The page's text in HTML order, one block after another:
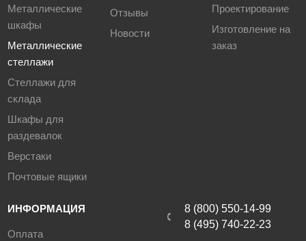
под заказ возможно изготовление нестандартных
размеров полок (как по длине, так и по глубине);
стандартное порошковое полимерное покрытие RAL -7035
(светло-серый), под заказ доступны другие цвета.
Габаритные размеры стоек ТСУ и масса:
1800 (1804) мм – 2,17 кг;
2200 (2200) мм – 2,65 кг;
2500 (2508) мм – 3,00 кг;
3500 (3476) мм – 4,20 кг;
4000 (4004) мм – 4,92 кг.
Металлические
шкафы
Металлические
стеллажи
Стеллажи для
склада
Шкафы для
раздевалок
Верстаки
Почтовые ящики
Отзывы
Новости
Проектирование
Изготовление на
заказ
ИНФОРМАЦИЯ
Оплата
8 (800) 550-14-99
8 (495) 740-22-23